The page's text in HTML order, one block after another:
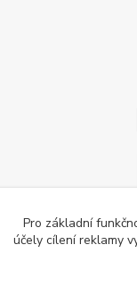
Pro základní
účely cílení reklamy